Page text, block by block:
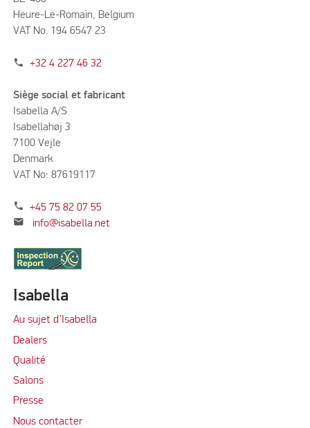
Heure-Le-Romain, Belgium
VAT No. 194 6547 23
phone +32 4 227 46 32
Siège social et fabricant
Isabella A/S
Isabellahøj 3
7100 Vejle
Denmark
VAT No: 87619117
phone +45 75 82 07 55
mail info@isabella.net
Isabella
Au sujet d’Isabella
Dealers
Qualité
Salons
Presse
Nous contacter